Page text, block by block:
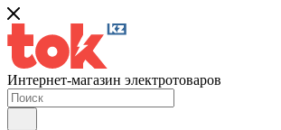
Интернет-магазин электротоваров